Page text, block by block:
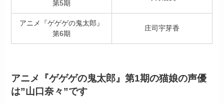
第5期
アニメ『ゲゲゲの鬼太郎』
第6期
庄司宇芽香
アニメ『ゲゲゲの鬼太郎』第1期の猫娘の声優
は”山口奈々”です